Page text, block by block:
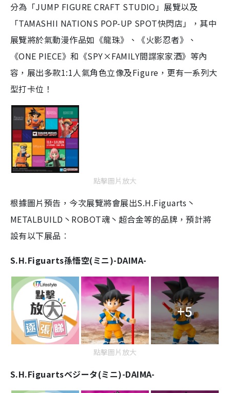
分為「JUMP FIGURE CRAFT STUDIO」展覽以及
「TAMASHII NATIONS POP-UP SPOT快閃店」，其中
展覽將於氣動漫作品如《龍珠》、《火影忍者》、
《ONE PIECE》和《SPY×FAMILY間諜家家酒》等內
容，展出多款1:1人氣角色立像及Figure，更有一系列大
型打卡位！
點擊圖片放大
根據圖片預告，今次展覽將會展出S.H.Figuarts丶
METALBUILD丶ROBOT魂丶超合金等的品牌，預計將
設有以下展品︰
S.H.Figuarts孫悟空(ミニ)-DAIMA-
+5
點擊圖片放大
S.H.Figuartsベジータ(ミニ)-DAIMA-